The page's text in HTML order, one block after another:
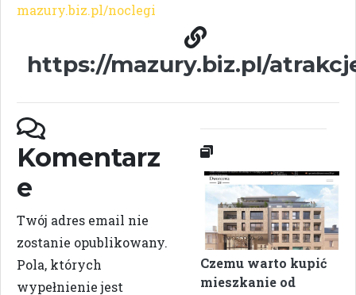
mazury.biz.pl/noclegi
https://mazury.biz.pl/
Komentarz
e
Twój adres email nie
zostanie opublikowany.
Pola, których
wypełnienie jest
Czemu warto kupić
mieszkanie od